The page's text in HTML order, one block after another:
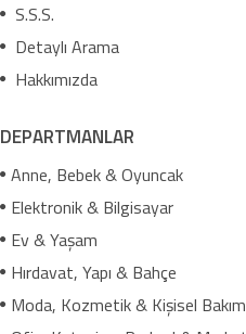
S.S.S.
Detaylı Arama
Hakkımızda
DEPARTMANLAR
Anne, Bebek & Oyuncak
Elektronik & Bilgisayar
Ev & Yaşam
Hırdavat, Yapı & Bahçe
Moda, Kozmetik & Kişisel Bakım